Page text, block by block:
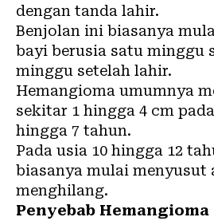
dengan tanda lahir.
Benjolan ini biasanya
bayi berusia satu minggu
minggu setelah lahir.
Hemangioma umumnya
sekitar 1 hingga 4 cm
hingga 7 tahun.
Pada usia 10 hingga 12
biasanya mulai menyusut
menghilang.
Penyebab Hemangioma